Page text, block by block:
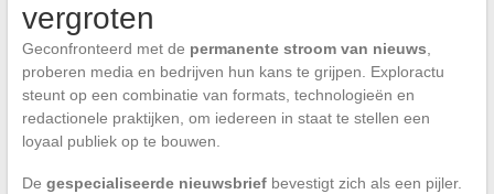
vergroten
Geconfronteerd met de permanente stroom van nieuws
proberen media en bedrijven hun kans te grijpen. Exploractu
steunt op een combinatie van formats, technologieën en
redactionele praktijken, om iedereen in staat te stellen een
loyaal publiek op te bouwen.
De gespecialiseerde nieuwsbriefbevestigt zich als een pijler.